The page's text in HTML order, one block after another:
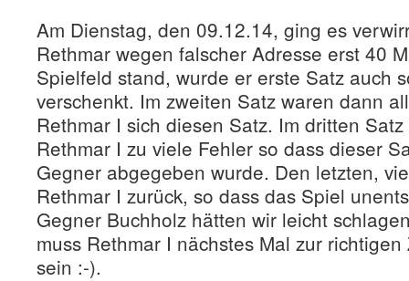
Am Dienstag, den 09.12.14, ging es
Rethmar wegen falscher Adresse erst 40
Spielfeld stand, wurde er erste Satz auch
verschenkt. Im zweiten Satz waren dann
Rethmar I sich diesen Satz. Im dritten
Rethmar I zu viele Fehler so dass dieser
Gegner abgegeben wurde. Den letzten,
Rethmar I zurück, so dass das Spiel
Gegner Buchholz hätten wir leicht
muss Rethmar I nächstes Mal zur
sein :-).